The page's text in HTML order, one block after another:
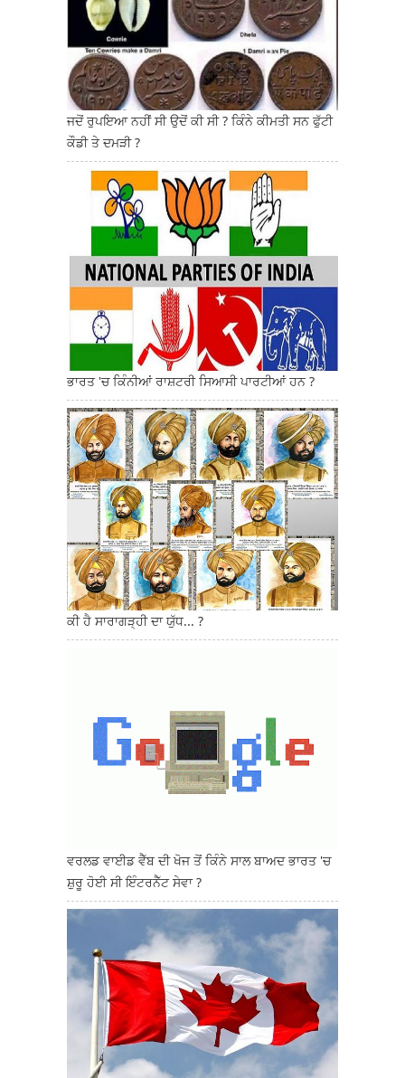
ਜਦੋਂ ਰੁਪਇਆ ਨਹੀਂ ਸੀ ਉਦੋਂ ਕੀ ਸੀ ? ਕਿੰਨੇ ਕੀਮਤੀ ਸਨ ਫੁੱਟੀ
ਕੌਡੀ ਤੇ ਦਮੜੀ ?
ਭਾਰਤ 'ਚ ਕਿੰਨੀਆਂ ਰਾਸ਼ਟਰੀ ਸਿਆਸੀ ਪਾਰਟੀਆਂ ਹਨ ?
ਕੀ ਹੈ ਸਾਰਾਗੜ੍ਹੀ ਦਾ ਯੁੱਧ... ?
ਵਰਲਡ ਵਾਈਡ ਵੈੱਬ ਦੀ ਖੋਜ ਤੋਂ ਕਿੰਨੇ ਸਾਲ ਬਾਅਦ ਭਾਰਤ 'ਚ
ਸ਼ੁਰੂ ਹੋਈ ਸੀ ਇੰਟਰਨੈੱਟ ਸੇਵਾ ?